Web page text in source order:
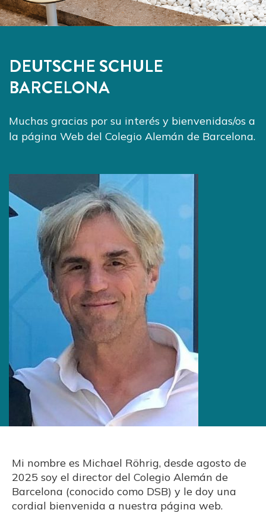
DEUTSCHE SCHULE
BARCELONA
Muchas gracias por su interés y bienvenidas/os a
la página Web del Colegio Alemán de Barcelona.
Mi nombre es Michael Röhrig, desde agosto de
2025 soy el director del Colegio Alemán de
Barcelona (conocido como DSB) y le doy una
cordial bienvenida a nuestra página web.